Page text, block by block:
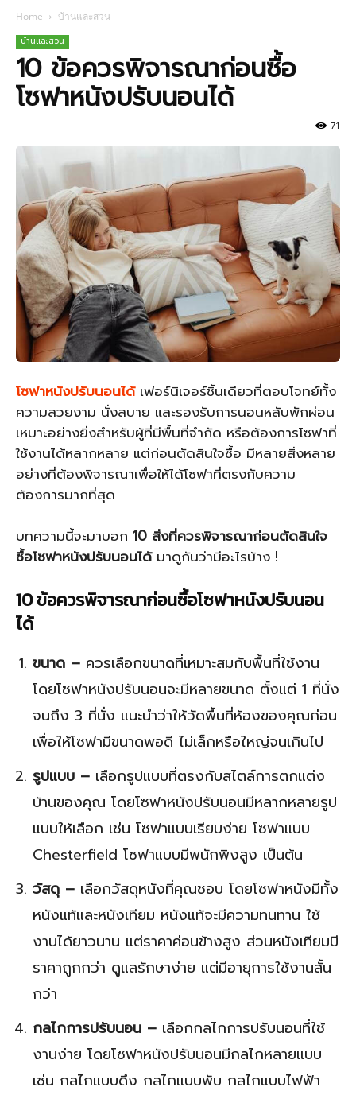
Home บ้านและสวน
บ้านและสวน
10 ข้อควรพิจารณาก่อนซื้อ
โซฟาหนังปรับนอนได้
71
โซฟาหนังปรับนอนได้เฟอร์นิเจอร์ชิ้นเดียวที่ตอบโจทย์ทั้ง
ความสวยงาม นั่งสบาย และรองรับการนอนหลับพักผ่อน
เหมาะอย่างยิ่งสำหรับผู้ที่มีพื้นที่จำกัด หรือต้องการโซฟาที่
ใช้งานได้หลากหลาย แต่ก่อนตัดสินใจซื้อ มีหลายสิ่งหลาย
อย่างที่ต้องพิจารณาเพื่อให้ได้โซฟาที่ตรงกับความ
ต้องการมากที่สุด
บทความนี้จะมาบอก 10 สิ่งที่ควรพิจารณาก่อนตัดสินใจ
ซื้อโซฟาหนังปรับนอนได้มาดูกันว่ามีอะไรบ้าง !
10 ข้อควรพิจารณาก่อนซื้อโซฟาหนังปรับนอน
ได้
ขนาด – ควรเลือกขนาดที่เหมาะสมกับพื้นที่ใช้งาน
โดยโซฟาหนังปรับนอนจะมีหลายขนาด ตั้งแต่ 1 ที่นั่ง
จนถึง 3 ที่นั่ง แนะนำว่าให้วัดพื้นที่ห้องของคุณก่อน
เพื่อให้โซฟามีขนาดพอดี ไม่เล็กหรือใหญ่จนเกินไป
รูปแบบ – เลือกรูปแบบที่ตรงกับสไตล์การตกแต่ง
บ้านของคุณ โดยโซฟาหนังปรับนอนมีหลากหลายรูป
แบบให้เลือก เช่น โซฟาแบบเรียบง่าย โซฟาแบบ
Chesterfield โซฟาแบบมีพนักพิงสูง เป็นต้น
วัสดุ – เลือกวัสดุหนังที่คุณชอบ โดยโซฟาหนังมีทั้ง
หนังแท้และหนังเทียม หนังแท้จะมีความทนทาน ใช้
งานได้ยาวนาน แต่ราคาค่อนข้างสูง ส่วนหนังเทียมมี
ราคาถูกกว่า ดูแลรักษาง่าย แต่มีอายุการใช้งานสั้น
กว่า
กลไกการปรับนอน – เลือกกลไกการปรับนอนที่ใช้
งานง่าย โดยโซฟาหนังปรับนอนมีกลไกหลายแบบ
เช่น กลไกแบบดึง กลไกแบบพับ กลไกแบบไฟฟ้า